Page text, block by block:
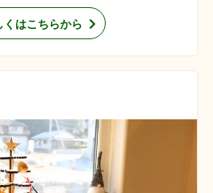
くはこちらから